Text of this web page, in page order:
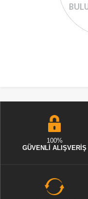
100%
GÜVENLİ ALIŞVERİŞ